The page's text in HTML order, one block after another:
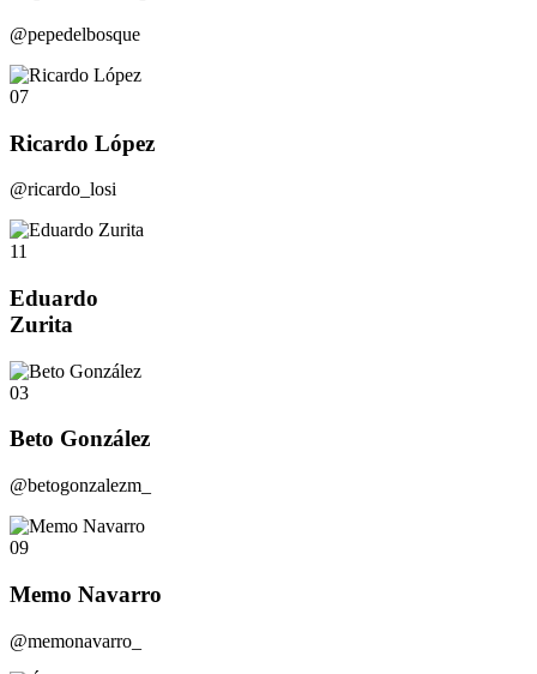
@pepedelbosque
07
Ricardo López
@ricardo_losi
11
Eduardo
Zurita
03
Beto González
@betogonzalezm_
09
Memo Navarro
@memonavarro_